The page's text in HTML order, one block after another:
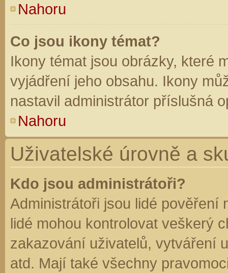
Nahoru
Co jsou ikony témat?
Ikony témat jsou obrázky, které
vyjádření jeho obsahu. Ikony
nastavil administrátor příslušná
Nahoru
Uživatelské úrovně a
Kdo jsou administrátoři?
Administrátoři jsou lidé pověření
lidé mohou kontrolovat veškerý
zakazování uživatelů, vytváření
atd. Mají také všechny